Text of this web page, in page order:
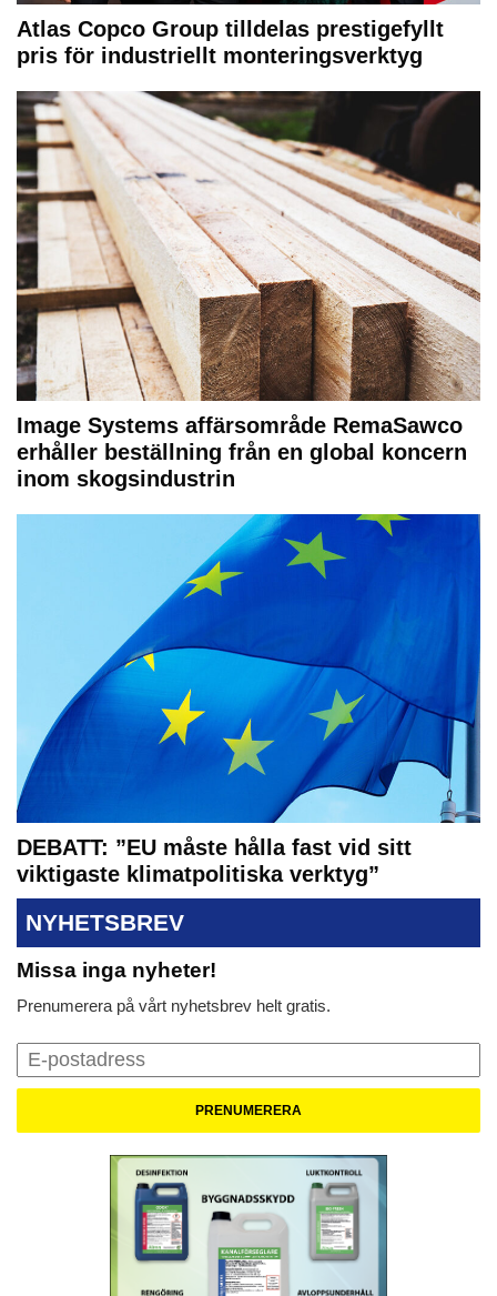
Atlas Copco Group tilldelas prestigefyllt
pris för industriellt monteringsverktyg
Image Systems affärsområde RemaSawco
erhåller beställning från en global koncern
inom skogsindustrin
DEBATT: ”EU måste hålla fast vid sitt
viktigaste klimatpolitiska verktyg”
NYHETSBREV
Missa inga nyheter!
Prenumerera på vårt nyhetsbrev helt gratis.